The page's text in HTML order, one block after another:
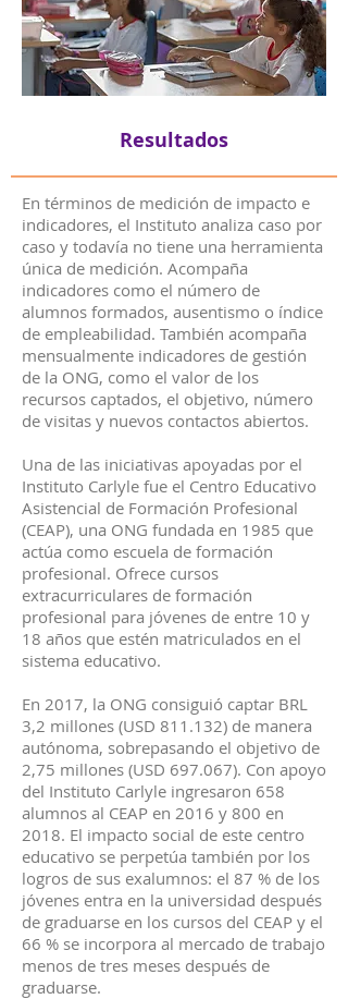
Resultados
En términos de medición de impacto e
indicadores, el Instituto analiza caso por
caso y todavía no tiene una herramienta
única de medición. Acompaña
indicadores como el número de
alumnos formados, ausentismo o índice
de empleabilidad. También acompaña
mensualmente indicadores de gestión
de la ONG, como el valor de los
recursos captados, el objetivo, número
de visitas y nuevos contactos abiertos.
Una de las iniciativas apoyadas por el
Instituto Carlyle fue el Centro Educativo
Asistencial de Formación Profesional
(CEAP), una ONG fundada en 1985 que
actúa como escuela de formación
profesional. Ofrece cursos
extracurriculares de formación
profesional para jóvenes de entre 10 y
18 años que estén matriculados en el
sistema educativo.
En 2017, la ONG consiguió captar BRL
3,2 millones (USD 811.132) de manera
autónoma, sobrepasando el objetivo de
2,75 millones (USD 697.067). Con apoyo
del Instituto Carlyle ingresaron 658
alumnos al CEAP en 2016 y 800 en
2018. El impacto social de este centro
educativo se perpetúa también por los
logros de sus exalumnos: el 87 % de los
jóvenes entra en la universidad después
de graduarse en los cursos del CEAP y el
66 % se incorpora al mercado de trabajo
menos de tres meses después de
graduarse.